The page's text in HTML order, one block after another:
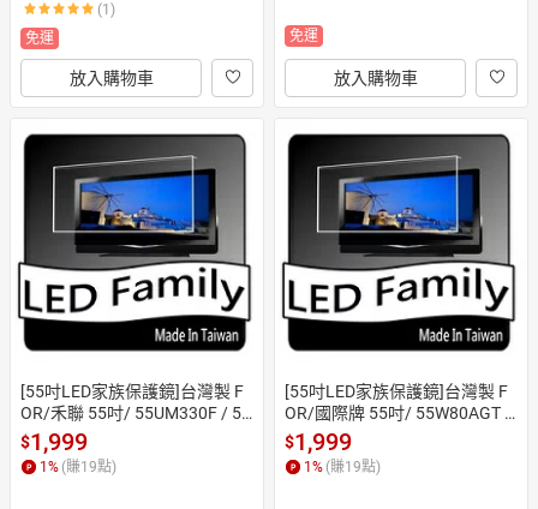
(1)
免運
放入購物車
免運
放入購物車
[55吋LED家族保護鏡]台灣製 F
OR/禾聯 55吋/ 55UM330F / 55
H320 / 55QSF91 /55吋電視保
護鏡(合身款)
$1,999
1% (賺19點)
[55吋LED家族保護鏡]台灣製 F
OR/國際牌 55吋/ 55W80AGT /
55MX800W /55吋電視保護鏡
(合身款)
$1,999
1% (賺19點)